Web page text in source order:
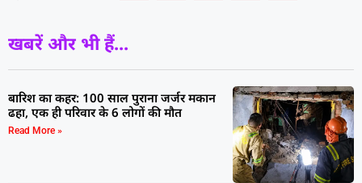
खबरें और भी हैं...
बारिश का कहर: 100 साल पुराना जर्जर मकान
ढहा, एक ही परिवार के 6 लोगों की मौत
Read More »